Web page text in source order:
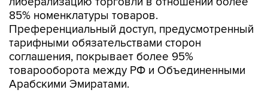
85% номенклатуры товаров.
Преференциальный доступ, предусмотренный
тарифными обязательствами сторон
соглашения, покрывает более 95%
товарооборота между РФ и Объединенными
Арабскими Эмиратами.